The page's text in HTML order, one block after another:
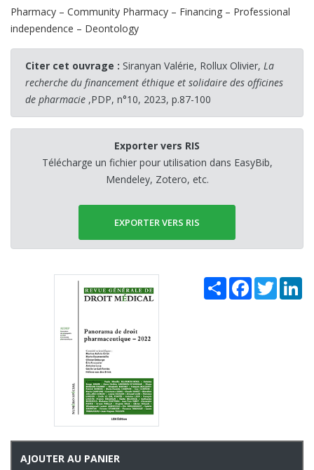
Pharmacy – Community Pharmacy – Financing – Professional
independence – Deontology
Citer cet ouvrage : Siranyan Valérie, Rollux Olivier, La
recherche du financement éthique et solidaire des officines
de pharmacie ,PDP, n°10, 2023, p.87-100
Exporter vers RIS
Télécharge un fichier pour utilisation dans EasyBib,
Mendeley, Zotero, etc.
EXPORTER VERS RIS
Share Facebook
Twitter
AJOUTER AU PANIER